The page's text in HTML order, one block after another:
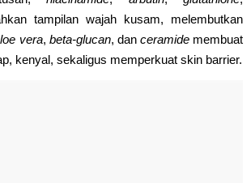
tampilan wajah kusam, melembutkan
vera, beta-glucan, dan ceramidemembuat
kenyal, sekaligus memperkuat skin barrier.